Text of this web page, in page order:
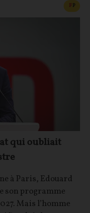
FP
qui oubliait
à Paris, Edouard
son programme
Mais l’homme